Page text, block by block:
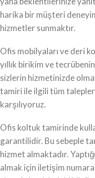
harika bir müşteri
hizmetler sunmaktır.
Ofis mobilyaları ve deri
yıllık birikim ve
sizlerin hizmetinizde
tamiri ile ilgili tüm
karşılıyoruz.
Ofis koltuk tamirinde
garantilidir. Bu sebeple
hizmet almaktadır.
almak için iletişim